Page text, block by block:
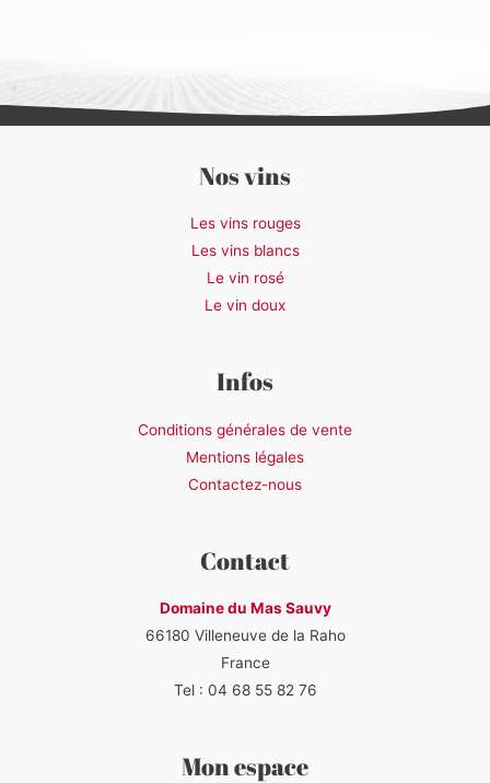
Nos vins
Les vins rouges
Les vins blancs
Le vin rosé
Le vin doux
Infos
Conditions générales de vente
Mentions légales
Contactez-nous
Contact
Domaine du Mas Sauvy
66180 Villeneuve de la Raho
France
Tel : 04 68 55 82 76
Mon espace